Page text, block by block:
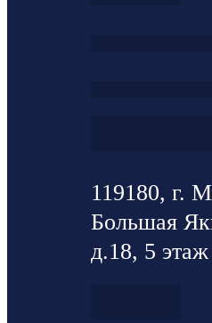
119180, г.
Большая
д.18, 5 этаж